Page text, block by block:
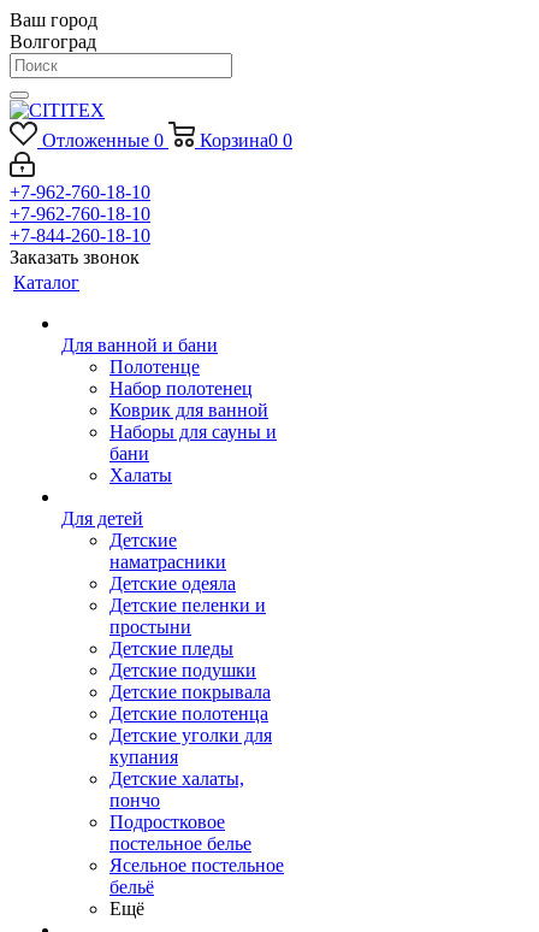
Ваш город
Волгоград
Отложенные 0 Корзина0 0
+7-962-760-18-10
+7-962-760-18-10
+7-844-260-18-10
Заказать звонок
Каталог
Для ванной и бани
Полотенце
Набор полотенец
Коврик для ванной
Наборы для сауны и
бани
Халаты
Для детей
Детские
наматрасники
Детские одеяла
Детские пеленки и
простыни
Детские пледы
Детские подушки
Детские покрывала
Детские полотенца
Детские уголки для
купания
Детские халаты,
пончо
Подростковое
постельное белье
Ясельное постельное
бельё
Ещё